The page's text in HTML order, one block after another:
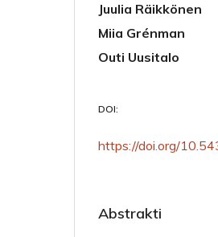
Juulia Räikkönen
Miia Grénman
Outi Uusitalo
DOI:
https://doi.org/
Abstrakti